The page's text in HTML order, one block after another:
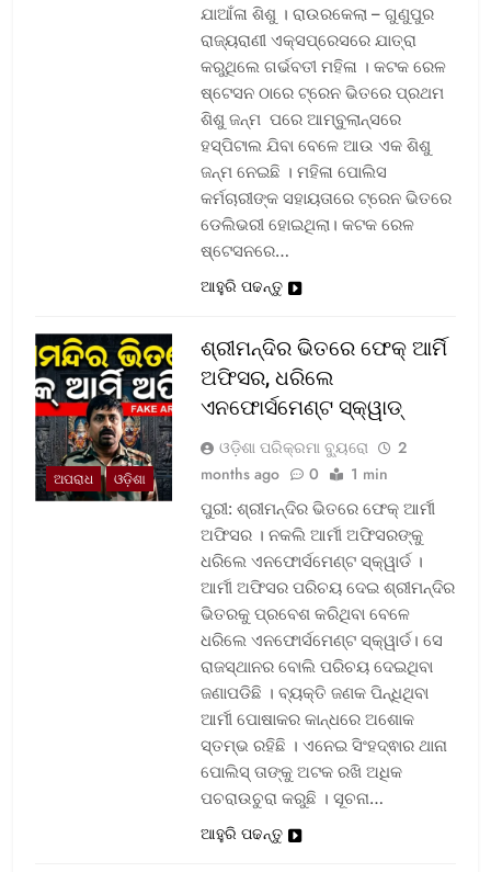
ଯାଆଁଳା ଶିଶୁ । ରାଉରକେଲା – ଗୁଣୁପୁର
ରାଜ୍ୟରାଣୀ ଏକ୍ସପ୍ରେସରେ ଯାତ୍ରା
କରୁଥିଲେ ଗର୍ଭବତୀ ମହିଳା । କଟକ ରେଳ
ଷ୍ଟେସନ ଠାରେ ଟ୍ରେନ ଭିତରେ ପ୍ରଥମ
ଶିଶୁ ଜନ୍ମ ପରେ ଆମ୍ବୁଲାନ୍ସରେ
ହସ୍ପିଟାଲ ଯିବା ବେଳେ ଆଉ ଏକ ଶିଶୁ
ଜନ୍ମ ନେଇଛି । ମହିଳା ପୋଲିସ
କର୍ମଚାରୀଙ୍କ ସହାୟତାରେ ଟ୍ରେନ ଭିତରେ
ଡେଲିଭରୀ ହୋଇଥିଲା। କଟକ ରେଳ
ଷ୍ଟେସନରେ…
ଆହୁରି ପଢନ୍ତୁ
ଅପରାଧ ଓଡ଼ିଶା
ଶ୍ରୀମନ୍ଦିର ଭିତରେ ଫେକ୍ ଆର୍ମି
ଅଫିସର, ଧରିଲେ
ଏନଫୋର୍ସମେଣ୍ଟ ସ୍କ୍ୱାଡ୍‌
ଓଡ଼ିଶା ପରିକ୍ରମା ବ୍ୟୁରୋ
2
months ago
0 1 min
ପୁରୀ: ଶ୍ରୀମନ୍ଦିର ଭିତରେ ଫେକ୍ ଆର୍ମୀ
ଅଫିସର । ନକଲି ଆର୍ମୀ ଅଫିସରଙ୍କୁ
ଧରିଲେ ଏନଫୋର୍ସମେଣ୍ଟ ସ୍କ୍ୱାର୍ଡ ।
ଆର୍ମୀ ଅଫିସର ପରିଚୟ ଦେଇ ଶ୍ରୀମନ୍ଦିର
ଭିତରକୁ ପ୍ରବେଶ କରିଥିବା ବେଳେ
ଧରିଲେ ଏନଫୋର୍ସମେଣ୍ଟ ସ୍କ୍ୱାର୍ଡ। ସେ
ରାଜସ୍ଥାନର ବୋଲି ପରିଚୟ ଦେଇଥିବା
ଜଣାପଡିଛି । ବ୍ୟକ୍ତି ଜଣକ ପିନ୍ଧିଥିବା
ଆର୍ମୀ ପୋଷାକର କାନ୍ଧରେ ଅଶୋକ
ସ୍ତମ୍ଭ ରହିଛି । ଏନେଇ ସିଂହଦ୍ଵାର ଥାନା
ପୋଲିସ୍ ତାଙ୍କୁ ଅଟକ ରଖି ଅଧିକ
ପଚରାଉଚୁରା କରୁଛି । ସୂଚନା…
ଆହୁରି ପଢନ୍ତୁ